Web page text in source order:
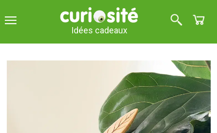
Idées cadeaux